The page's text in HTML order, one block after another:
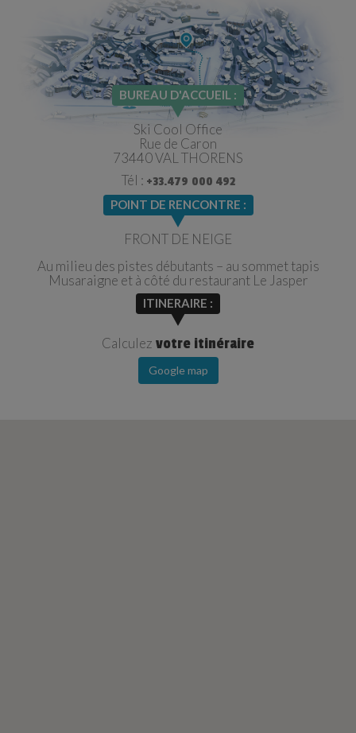
BUREAU D'ACCUEIL :
Ski Cool Office
Rue de Caron
73440 VAL THORENS
Tél : +33.479 000 492
POINT DE RENCONTRE :
FRONT DE NEIGE
Au milieu des pistes débutants – au sommet tapis
Musaraigne et à côté du restaurant Le Jasper
ITINERAIRE :
Calculez votre itinéraire
Google map